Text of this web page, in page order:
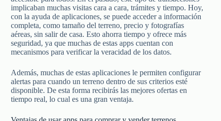
implicaban muchas visitas cara a cara, trámites y tiempo. Hoy,
con la ayuda de aplicaciones, se puede acceder a información
completa, como tamaño del terreno, precio y fotografías
aéreas, sin salir de casa. Esto ahorra tiempo y ofrece más
seguridad, ya que muchas de estas apps cuentan con
mecanismos para verificar la veracidad de los datos.
Además, muchas de estas aplicaciones le permiten configurar
alertas para cuando un terreno dentro de sus criterios esté
disponible. De esta forma recibirás las mejores ofertas en
tiempo real, lo cual es una gran ventaja.